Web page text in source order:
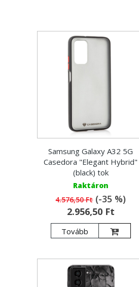
Samsung Galaxy A32 5G
Casedora "Elegant Hybrid"
(black) tok
Raktáron
4.576,50 Ft(-35 %)
2.956,50 Ft
Tovább